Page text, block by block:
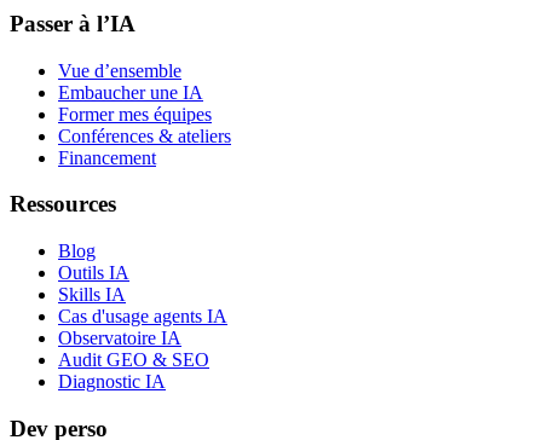
Passer à l’IA
Vue d’ensemble
Embaucher une IA
Former mes équipes
Conférences & ateliers
Financement
Ressources
Blog
Outils IA
Skills IA
Cas d'usage agents IA
Observatoire IA
Audit GEO & SEO
Diagnostic IA
Dev perso